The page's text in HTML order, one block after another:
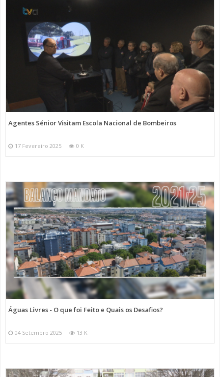
Agentes Sénior Visitam Escola Nacional de Bombeiros
17 Fevereiro 2025 0 K
Águas Livres - O que foi Feito e Quais os Desafios?
04 Setembro 2025 13 K